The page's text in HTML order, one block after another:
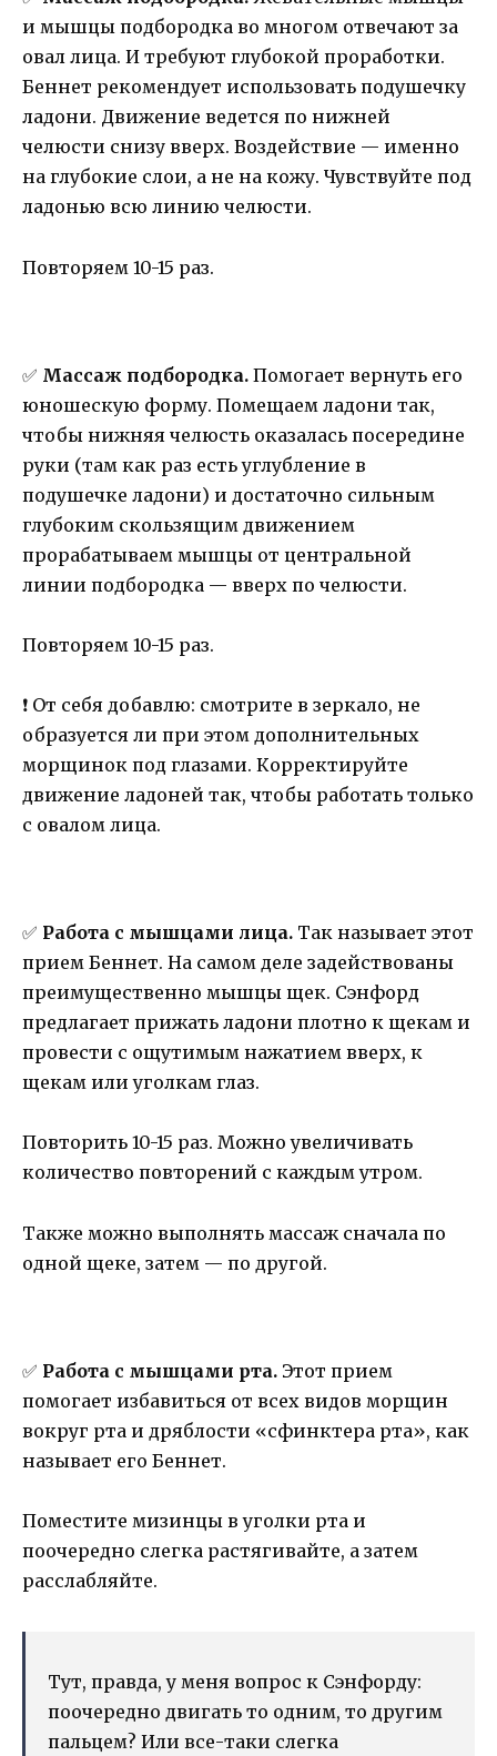
и мышцы подбородка во многом отвечают за
овал лица. И требуют глубокой проработки.
Беннет рекомендует использовать подушечку
ладони. Движение ведется по нижней
челюсти снизу вверх. Воздействие — именно
на глубокие слои, а не на кожу. Чувствуйте под
ладонью всю линию челюсти.
Повторяем 10-15 раз.
✅ Массаж подбородка. Помогает вернуть его
юношескую форму. Помещаем ладони так,
чтобы нижняя челюсть оказалась посередине
руки (там как раз есть углубление в
подушечке ладони) и достаточно сильным
глубоким скользящим движением
прорабатываем мышцы от центральной
линии подбородка — вверх по челюсти.
Повторяем 10-15 раз.
❗️ От себя добавлю: смотрите в зеркало, не
образуется ли при этом дополнительных
морщинок под глазами. Корректируйте
движение ладоней так, чтобы работать только
с овалом лица.
✅ Работа с мышцами лица. Так называет этот
прием Беннет. На самом деле задействованы
преимущественно мышцы щек. Сэнфорд
предлагает прижать ладони плотно к щекам и
провести с ощутимым нажатием вверх, к
щекам или уголкам глаз.
Повторить 10-15 раз. Можно увеличивать
количество повторений с каждым утром.
Также можно выполнять массаж сначала по
одной щеке, затем — по другой.
✅ Работа с мышцами рта. Этот прием
помогает избавиться от всех видов морщин
вокруг рта и дряблости «сфинктера рта», как
называет его Беннет.
Поместите мизинцы в уголки рта и
поочередно слегка растягивайте, а затем
расслабляйте.
Тут, правда, у меня вопрос к Сэнфорду:
поочередно двигать то одним, то другим
пальцем? Или все-таки слегка